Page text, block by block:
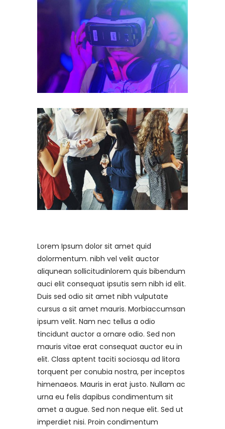
Lorem Ipsum dolor sit amet quid
dolormentum. nibh vel velit auctor
aliqunean sollicitudinlorem quis bibendum
auci elit consequat ipsutis sem nibh id elit.
Duis sed odio sit amet nibh vulputate
cursus a sit amet mauris. Morbiaccumsan
ipsum velit. Nam nec tellus a odio
tincidunt auctor a ornare odio. Sed non
mauris vitae erat consequat auctor eu in
elit. Class aptent taciti sociosqu ad litora
torquent per conubia nostra, per inceptos
himenaeos. Mauris in erat justo. Nullam ac
urna eu felis dapibus condimentum sit
amet a augue. Sed non neque elit. Sed ut
imperdiet nisi. Proin condimentum